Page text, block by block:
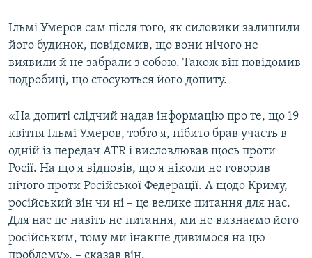
Ільмі Умеров сам після того, як силовики залишили
його будинок, повідомив, що вони нічого не
виявили й не забрали з собою. Також він повідомив
подробиці, що стосуються його допиту.
«На допиті слідчий надав інформацію про те, що 19
квітня Ільмі Умеров, тобто я, нібито брав участь в
одній із передач ATR і висловлював щось проти
Росії. На що я відповів, що я ніколи не говорив
нічого проти Російської Федерації. А щодо Криму,
російський він чи ні – це велике питання для нас.
Для нас це навіть не питання, ми не визнаємо його
російським, тому ми інакше дивимося на цю